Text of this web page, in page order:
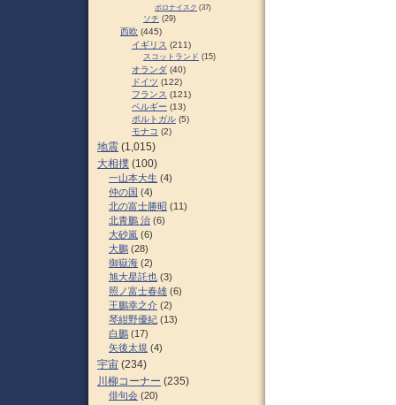
ポロナイスク (37)
ソチ (29)
西欧 (445)
イギリス (211)
スコットランド (15)
オランダ (40)
ドイツ (122)
フランス (121)
ベルギー (13)
ポルトガル (5)
モナコ (2)
地震 (1,015)
大相撲 (100)
一山本大生 (4)
仲の国 (4)
北の富士勝昭 (11)
北青鵬 治 (6)
大砂嵐 (6)
大鵬 (28)
御嶽海 (2)
旭大星託也 (3)
照ノ富士春雄 (6)
王鵬幸之介 (2)
琴紺野優紀 (13)
白鵬 (17)
矢後太規 (4)
宇宙 (234)
川柳コーナー (235)
俳句会 (20)